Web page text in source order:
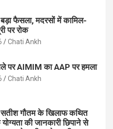
फैसला, मदरसों में कामिल-
पर रोक
Chati Ankh
पर AIMIM का AAP पर हमला
Chati Ankh
गौतम के खिलाफ कथित
की जानकारी छिपाने से